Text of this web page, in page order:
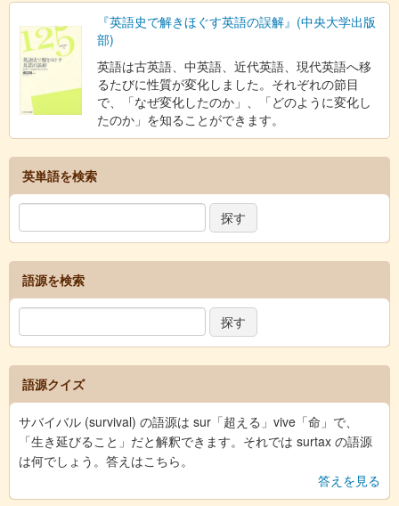
『英語史で解きほぐす英語の誤解』(中央大学出版
部)
英語は古英語、中英語、近代英語、現代英語へ移
るたびに性質が変化しました。それぞれの節目
で、「なぜ変化したのか」、「どのように変化し
たのか」を知ることができます。
英単語を検索
語源を検索
語源クイズ
サバイバル (survival) の語源は sur「超える」vive「命」で、
「生き延びること」だと解釈できます。それでは surtax の語源
は何でしょう。答えはこちら。
答えを見る